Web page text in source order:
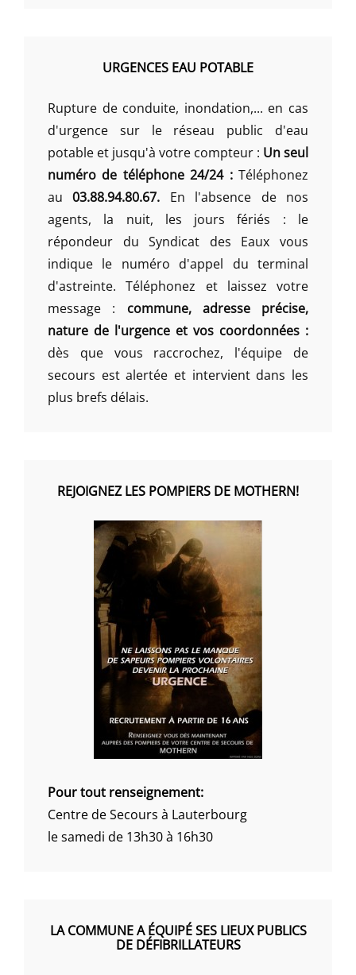
URGENCES EAU POTABLE
Rupture de conduite, inondation,... en cas
d'urgence sur le réseau public d'eau
potable et jusqu'à votre compteur : Un seul
numéro de téléphone 24/24 :Téléphonez
au03.88.94.80.67. En l'absence de nos
agents, la nuit, les jours fériés : le
répondeur du Syndicat des Eaux vous
indique le numéro d'appel du terminal
d'astreinte. Téléphonez et laissez votre
message : commune, adresse précise,
nature de l'urgence et vos coordonnées :
dès que vous raccrochez, l'équipe de
secours est alertée et intervient dans les
plus brefs délais.
REJOIGNEZ LES POMPIERS DE MOTHERN!
Pour tout renseignement:
Centre de Secours à Lauterbourg
le samedi de 13h30 à 16h30
LA COMMUNE A ÉQUIPÉ SES LIEUX PUBLICS
DE DÉFIBRILLATEURS